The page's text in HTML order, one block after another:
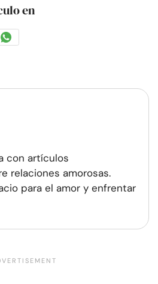
en
Compartir
con artículos
relaciones amorosas.
para el amor y enfrentar